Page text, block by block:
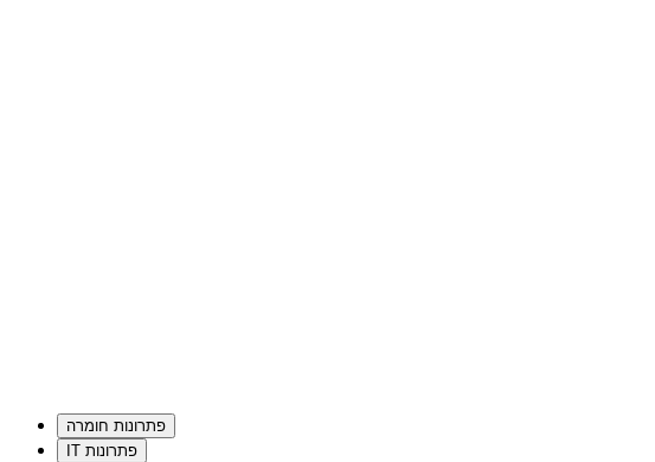
פתרונות חומרה
פתרונות IT